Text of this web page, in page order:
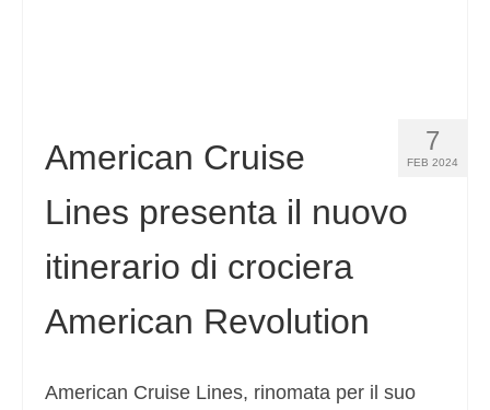
7
FEB 2024
American Cruise
Lines presenta il nuovo
itinerario di crociera
American Revolution
American Cruise Lines, rinomata per il suo